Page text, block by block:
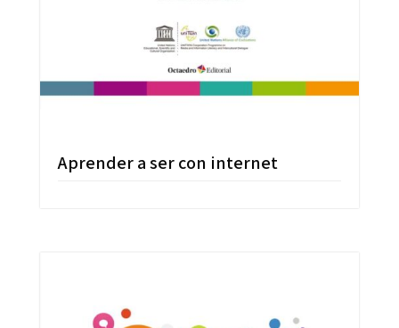
Aprender a ser con internet